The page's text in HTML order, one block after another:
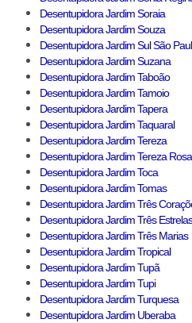
Desentupidora Jardim Soraia
Desentupidora Jardim Souza
Desentupidora Jardim Sul São
Desentupidora Jardim Suzana
Desentupidora Jardim Taboão
Desentupidora Jardim Tamoio
Desentupidora Jardim Tapera
Desentupidora Jardim Taquaral
Desentupidora Jardim Tereza
Desentupidora Jardim Tereza Rosa
Desentupidora Jardim Toca
Desentupidora Jardim Tomas
Desentupidora Jardim Três
Desentupidora Jardim Três Estrelas
Desentupidora Jardim Três Marias
Desentupidora Jardim Tropical
Desentupidora Jardim Tupã
Desentupidora Jardim Tupi
Desentupidora Jardim Turquesa
Desentupidora Jardim Uberaba